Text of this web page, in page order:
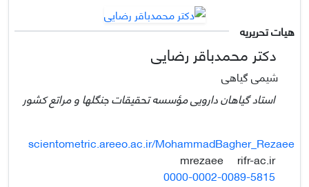
هیات تحریریه
دکتر محمدباقر رضایی
شیمی گیاهی
استاد گیاهان دارویی مؤسسه تحقیقات جنگلها و مراتع کشور
scientometric.areeo.ac.ir/MohammadBagher_Rezaee
mrezaee
rifr-ac.ir
0000-0002-0089-5815